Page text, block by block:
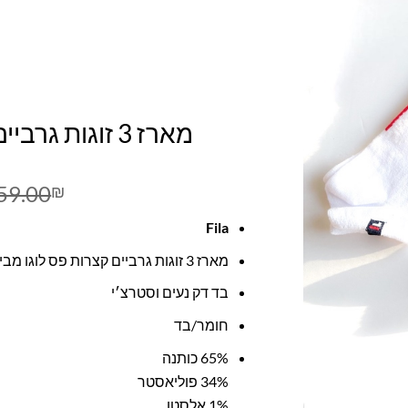
מארז 3 זוגות גרביים קצרות פס לוגו פילה
₪
Fila
מארז 3 זוגות גרביים קצרות פס לוגו מבית האופנה פילה
בד דק נעים וסטרצ׳י
חומר/בד
65% כותנה
34% פוליאסטר